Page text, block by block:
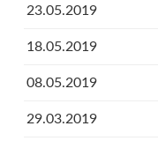
23.05.2019
18.05.2019
08.05.2019
29.03.2019